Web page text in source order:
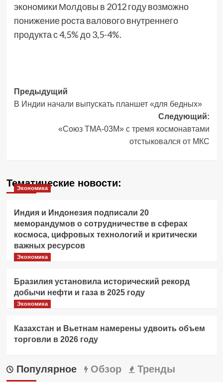
экономики Молдовы в 2012 году возможно
понижение роста валового внутреннего
продукта с 4,5% до 3,5-4%.
Навигация
записи
Предыдущий
В Индии начали выпускать планшет «для бедных»
Следующий:
«Союз ТМА-03М» с тремя космонавтами
отстыковался от МКС
Тематические новости:
Экономика
Индия и Индонезия подписали 20
меморандумов о сотрудничестве в сферах
космоса, цифровых технологий и критически
важных ресурсов
Экономика
Бразилия установила исторический рекорд
добычи нефти и газа в 2025 году
Экономика
Казахстан и Вьетнам намерены удвоить объем
торговли в 2026 году
Популярное Обзор Тренды